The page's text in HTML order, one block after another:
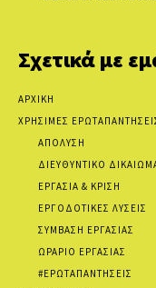
Σχετικά με
ΑΡΧΙΚΗ
ΧΡΗΣΙΜΕΣ
ΑΠΟΛΥΣΗ
ΔΙΕΥΘΥΝΤΙΚΟ
ΕΡΓΑΣΙΑ & ΚΡΙΣΗ
ΕΡΓΟΔΟΤΙΚΕΣ ΛΥΣΕΙΣ
ΣΥΜΒΑΣΗ ΕΡΓΑΣΙΑΣ
ΩΡΑΡΙΟ ΕΡΓΑΣΙΑΣ
#ΕΡΩΤΑΠΑΝΤΗΣΕΙΣ